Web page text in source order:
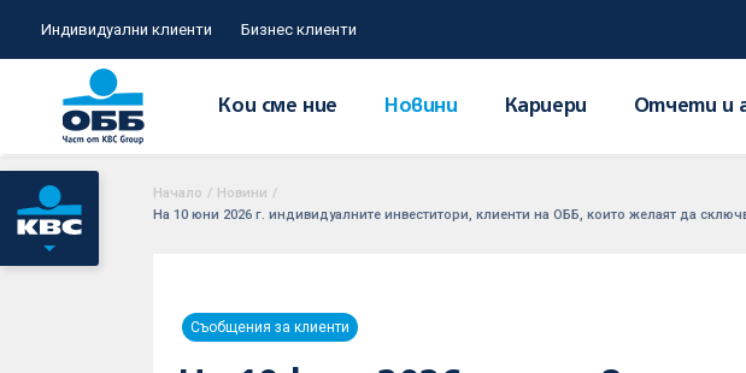
Индивидуални клиенти Бизнес клиенти
Кои сме ние Новини Кариери Отчети и
Начало / Новини /
На 10 юни 2026 г. индивидуалните инвеститори, клиенти на ОББ, които желаят да
Съобщения за клиенти